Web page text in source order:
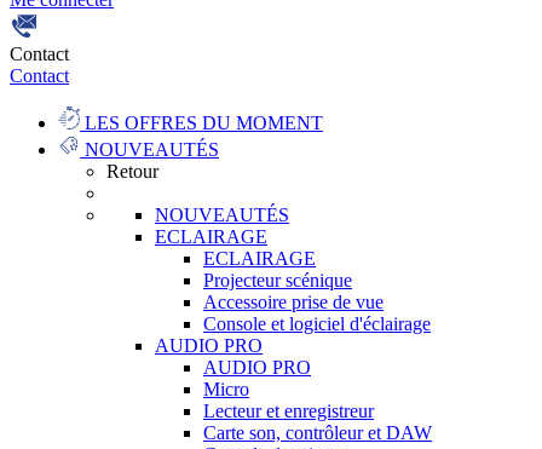
Contact
Contact
LES OFFRES DU MOMENT
NOUVEAUTÉS
Retour
NOUVEAUTÉS
ECLAIRAGE
ECLAIRAGE
Projecteur scénique
Accessoire prise de vue
Console et logiciel d'éclairage
AUDIO PRO
AUDIO PRO
Micro
Lecteur et enregistreur
Carte son, contrôleur et DAW